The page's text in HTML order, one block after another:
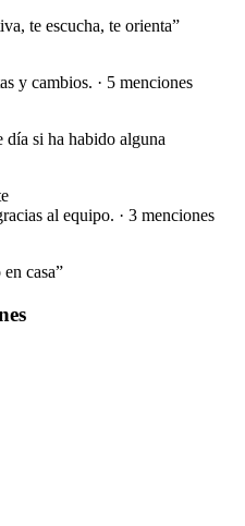
te escucha, te orienta”
y cambios. · 5 menciones
día si ha habido alguna
al equipo. · 3 menciones
casa”